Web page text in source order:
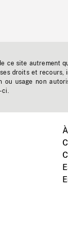
ce site autrement
droits et
usage non
ci.